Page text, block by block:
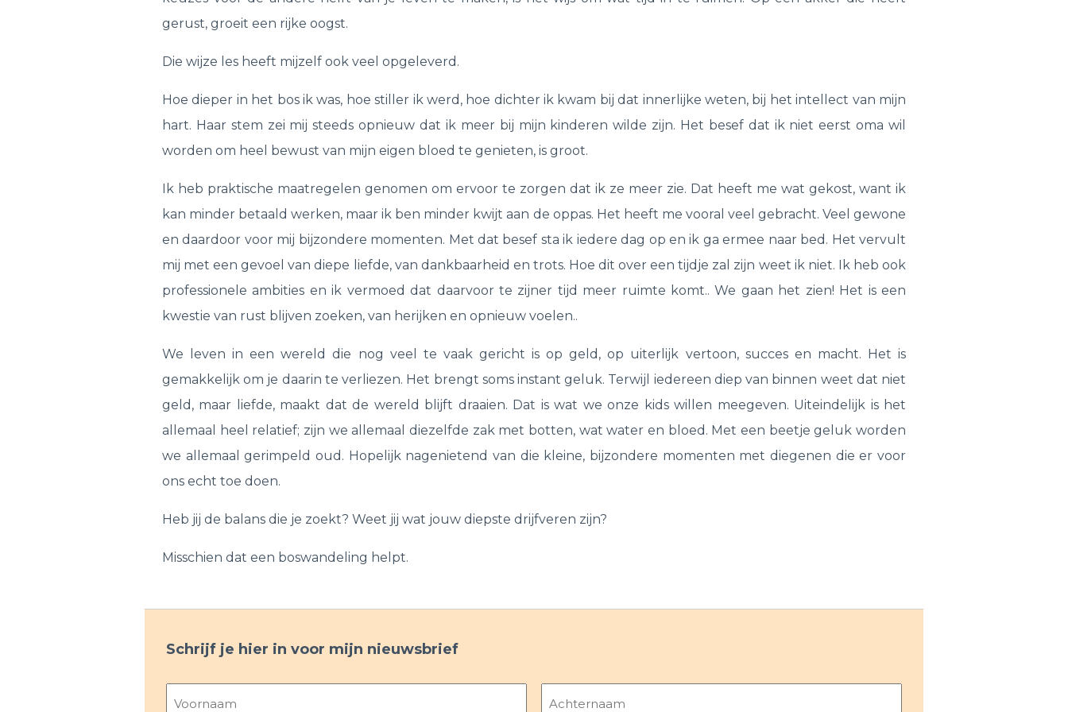
gerust, groeit een rijke oogst.
Die wijze les heeft mijzelf ook veel opgeleverd.
Hoe dieper in het bos ik was, hoe stiller ik werd, hoe dichter ik kwam bij dat innerlijke weten, bij het intellect van mijn
hart. Haar stem zei mij steeds opnieuw dat ik meer bij mijn kinderen wilde zijn. Het besef dat ik niet eerst oma wil
worden om heel bewust van mijn eigen bloed te genieten, is groot.
Ik heb praktische maatregelen genomen om ervoor te zorgen dat ik ze meer zie. Dat heeft me wat gekost, want ik
kan minder betaald werken, maar ik ben minder kwijt aan de oppas. Het heeft me vooral veel gebracht. Veel gewone
en daardoor voor mij bijzondere momenten. Met dat besef sta ik iedere dag op en ik ga ermee naar bed. Het vervult
mij met een gevoel van diepe liefde, van dankbaarheid en trots. Hoe dit over een tijdje zal zijn weet ik niet. Ik heb ook
professionele ambities en ik vermoed dat daarvoor te zijner tijd meer ruimte komt.. We gaan het zien! Het is een
kwestie van rust blijven zoeken, van herijken en opnieuw voelen..
We leven in een wereld die nog veel te vaak gericht is op geld, op uiterlijk vertoon, succes en macht. Het is
gemakkelijk om je daarin te verliezen. Het brengt soms instant geluk. Terwijl iedereen diep van binnen weet dat niet
geld, maar liefde, maakt dat de wereld blijft draaien. Dat is wat we onze kids willen meegeven. Uiteindelijk is het
allemaal heel relatief; zijn we allemaal diezelfde zak met botten, wat water en bloed. Met een beetje geluk worden
we allemaal gerimpeld oud. Hopelijk nagenietend van die kleine, bijzondere momenten met diegenen die er voor
ons echt toe doen.
Heb jij de balans die je zoekt? Weet jij wat jouw diepste drijfveren zijn?
Misschien dat een boswandeling helpt.
Schrijf je hier in voor mijn nieuwsbrief